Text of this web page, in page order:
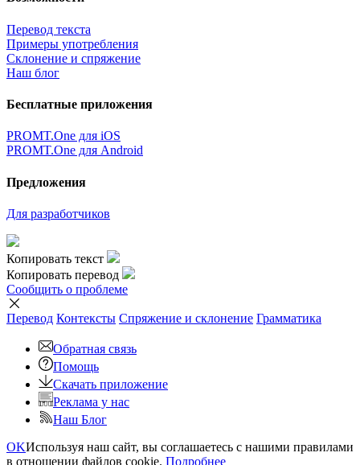
Перевод текста
Примеры употребления
Склонение и спряжение
Наш блог
Бесплатные приложения
PROMT.One для iOS
PROMT.One для Android
Предложения
Для разработчиков
Копировать текст
Копировать перевод
Сообщить о проблеме
Перевод Контексты Спряжение и склонение Грамматика
Обратная связь
Помощь
Скачать приложение
Реклама у нас
Наш Блог
OKИспользуя наш сайт, вы соглашаетесь с нашими правилами
в отношении файлов cookie. Подробнее